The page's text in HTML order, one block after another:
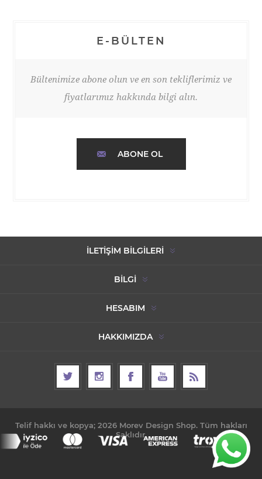
E-BÜLTEN
Bültenimize abone olun ve en son tekliflerimiz ve
fiyatlarımız hakkında bilgi alın.
ABONE OL
İLETIŞIM BILGILERI
BILGI
HESABIM
HAKKIMIZDA
Telif hakkı ve kopya; 2026 Morev Design Shop. Tüm hakları
Saklıdır.